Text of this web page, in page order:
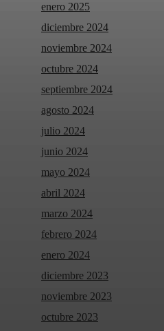
enero 2025
diciembre 2024
noviembre 2024
octubre 2024
septiembre 2024
agosto 2024
julio 2024
junio 2024
mayo 2024
abril 2024
marzo 2024
febrero 2024
enero 2024
diciembre 2023
noviembre 2023
octubre 2023